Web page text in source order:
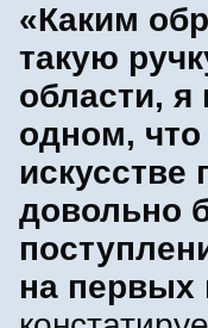
«Каким
такую
области, я
одном, что
искусстве
довольно
на первых